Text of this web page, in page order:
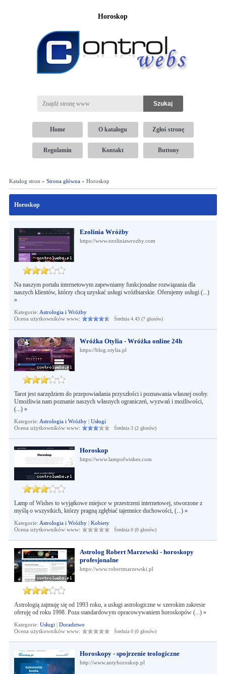
Horoskop
Home O katalogu Zgłoś stronę
Regulamin Kontakt Buttony
Katalog stron » Strona główna» Horoskop
Horoskop
Ezolinia Wróżby
https://www.ezoliniawrozby.com
Na naszym portalu internetowym zapewniamy funkcjonalne rozwiązania dla
naszych klientów, którzy chcą uzyskać usługi wróżbiarskie. Oferujemy usługi (...)
»
Kategorie: Astrologia i Wróżby
Ocena użytkowników www:
Średnia 4.43 (7 głosów)
Wróżka Otylia - Wróżka online 24h
https://blog.otylia.pl
Tarot jest narzędziem do przepowiadania przyszłości i poznawania własnej osoby.
Umożliwia nam poznanie naszych własnych ograniczeń, wyzwań i możliwości,
(...) »
Kategorie: Astrologia i Wróżby| Usługi
Ocena użytkowników www:
Średnia 3 (2 głosów)
Horoskop
https://www.lampofwishes.com
Lamp of Wishes to wyjątkowe miejsce w przestrzeni internetowej, stworzone z
myślą o wszystkich, którzy pragną zgłębiać tajemnice duchowości, (...) »
Kategorie: Astrologia i Wróżby| Kobiety
Ocena użytkowników www:
Średnia 0 (0 głosów)
Astrolog Robert Marzewski - horoskopy
profesjonalne
https://www.robertmarzewski.pl
Astrologią zajmuję się od 1993 roku, a usługi astrologiczne w szerokim zakresie
oferuję od roku 1998. Poza standardowym opracowywaniem horoskopów (...) »
Kategorie: Usługi | Doradztwo
Ocena użytkowników www:
Średnia 0 (0 głosów)
Horoskopy - spojrzenie teologiczne
http://www.antyhoroskop.pl